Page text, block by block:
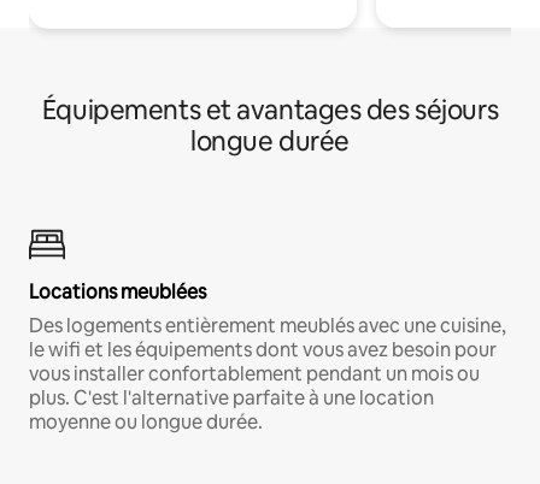
Équipements et avantages des séjours
longue durée
Locations meublées
Des logements entièrement meublés avec une cuisine,
le wifi et les équipements dont vous avez besoin pour
vous installer confortablement pendant un mois ou
plus. C'est l'alternative parfaite à une location
moyenne ou longue durée.